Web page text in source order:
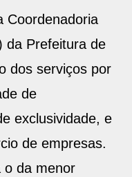
Coordenadoria
da Prefeitura de
dos serviços por
de
exclusividade, e
de empresas.
o da menor